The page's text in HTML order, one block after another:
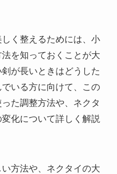
く整えるためには、小
を知っておくことが大
が長いときはどうした
いる方に向けて、この
た調整方法や、ネクタ
化について詳しく解説
方法や、ネクタイの大